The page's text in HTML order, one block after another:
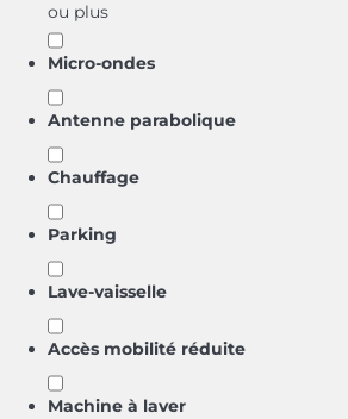
ou plus
Micro-ondes
Antenne parabolique
Chauffage
Parking
Lave-vaisselle
Accès mobilité réduite
Machine à laver